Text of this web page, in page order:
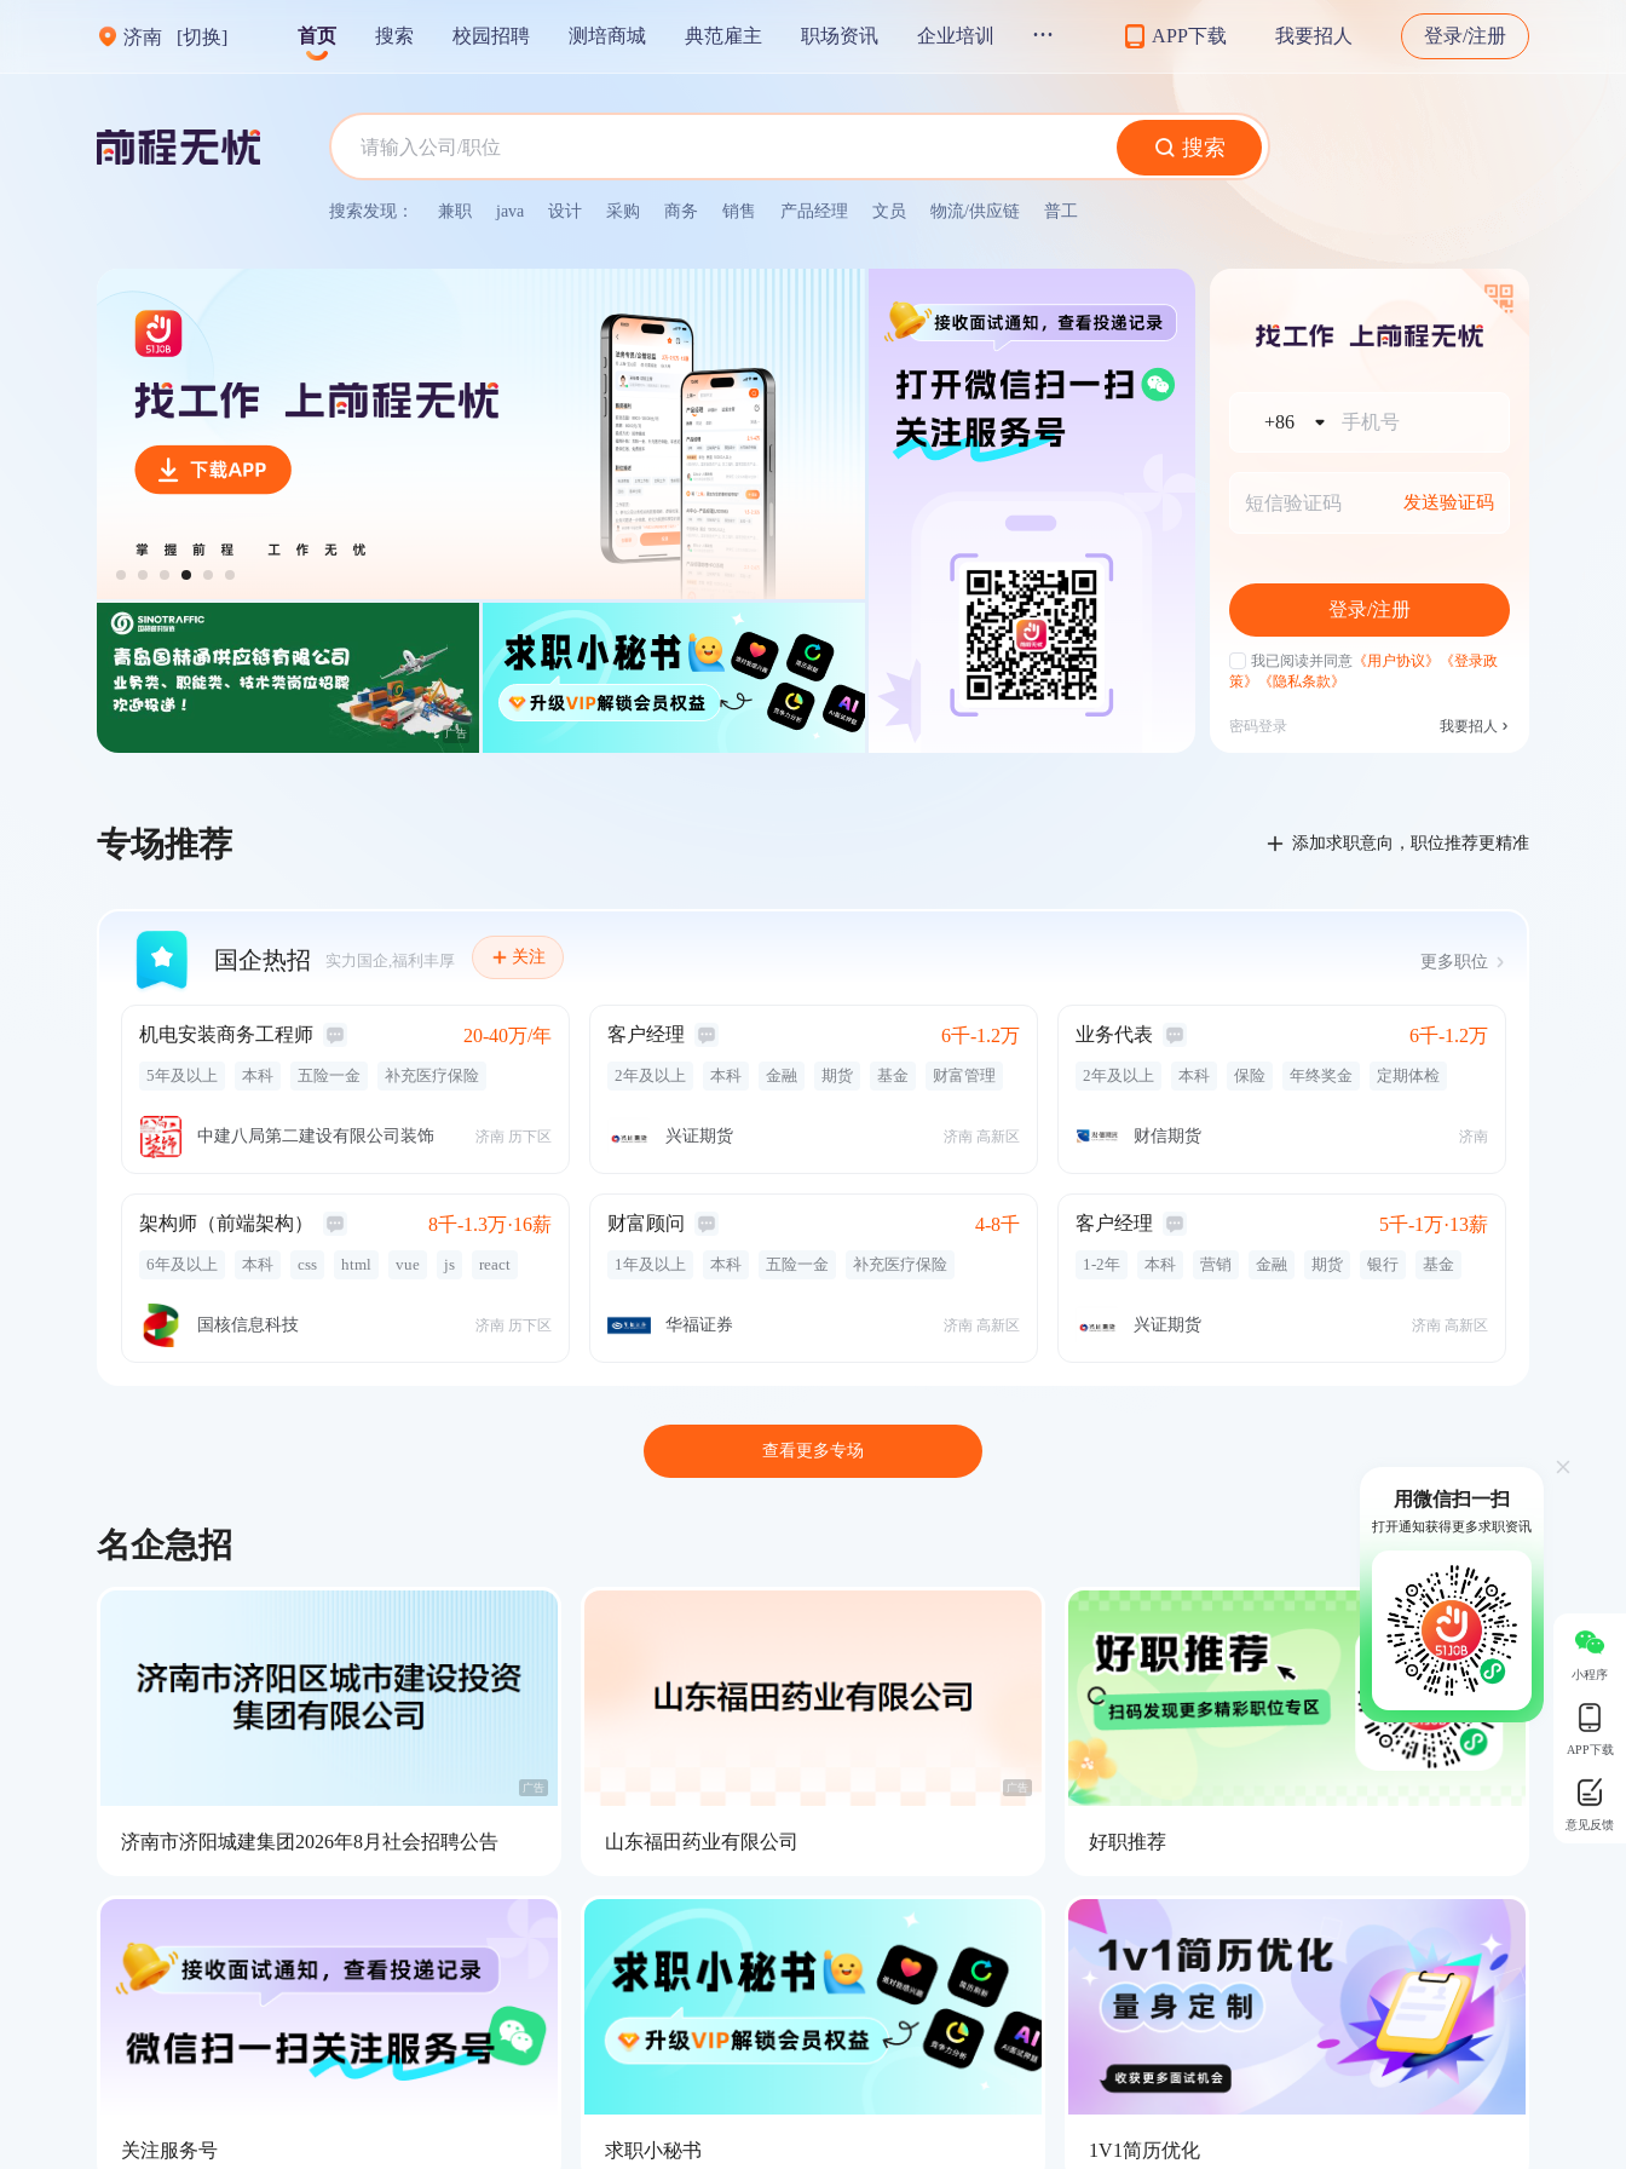
济南 [切换] 首页 搜索 校园招聘 测培商城 典范雇主 职场资讯 企业培训 ... APP下载 我要招人 登录/注册
搜索
搜索发现： 兼职 java 设计 采购 商务 销售 产品经理 文员 物流/供应链 普工
广告
+86
发送验证码
登录/注册
我已阅读并同意 《用户协议》
《登录政
策》
《隐私条款》
密码登录 我要招人
专场推荐 添加求职意向，职位推荐更精准
国企热招 实力国企,福利丰厚 关注 更多职位
机电安装商务工程师 20-40万/年
5年及以上 本科 五险一金
补充医疗保险
定期体检
免费工作餐 通讯补贴 定期团建
中建八局第二建设有限公司装饰 济南 历下区
客户经理 6千-1.2万
2年及以上 本科 金融 期货 基金
财富管理
基金从业资格
绩效奖金
年终奖金
兴证期货 济南 高新区
业务代表 6千-1.2万
2年及以上 本科 保险 年终奖金
定期体检
带薪年假
绩效奖金
财信期货 济南
架构师（前端架构） 8千-1.3万·16薪
6年及以上 本科 css html vue js
react
技术决策
带薪年假
专业培训
国核信息科技 济南 历下区
财富顾问 4-8千
1年及以上 本科 五险一金
补充医疗保险
华福证券
济南 高新区
客户经理 5千-1万·13薪
1-2年 本科 营销 金融 期货 银行
基金
绩效奖金
年终奖金
兴证期货 济南 高新区
查看更多专场
名企急招
广告
济南市济阳城建集团2026年8月社会招聘公告
广告
山东福田药业有限公司 好职推荐
关注服务号 求职小秘书 1V1简历优化
小程序
APP下载
意见反馈
用微信扫一扫
打开通知获得更多求职资讯